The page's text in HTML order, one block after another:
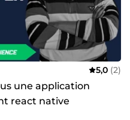
5,0 (2)
une application
react native